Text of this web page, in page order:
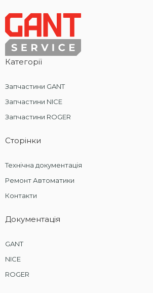
Категорії
Запчастини GANT
Запчастини NICE
Запчастини ROGER
Сторінки
Технічна документація
Ремонт Автоматики
Контакти
Документація
GANT
NICE
ROGER